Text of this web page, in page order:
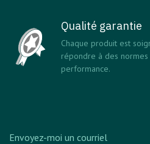
Qualité garantie
Chaque produit est
répondre à des
performance.
Envoyez-moi un courriel